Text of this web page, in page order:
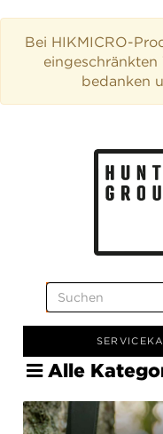
Bei HIKMICRO-
bedanken
SERVICE
Alle